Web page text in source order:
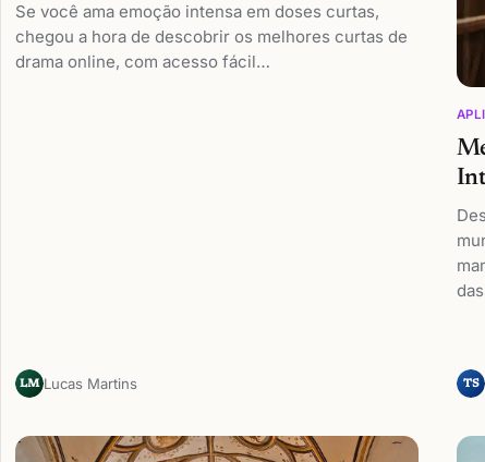
Se você ama emoção intensa em doses curtas,
chegou a hora de descobrir os melhores curtas de
drama online, com acesso fácil…
LM Lucas Martins TS